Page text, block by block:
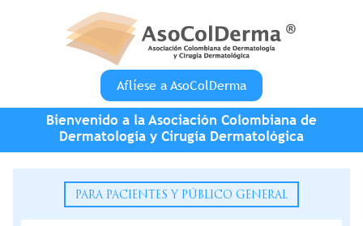
Pasar al contenido principal
Aflíese a AsoColDerma
Bienvenido a la Asociación Colombiana de
Dermatología y Cirugía Dermatológica
PARA PACIENTES Y PÚBLICO GENERAL